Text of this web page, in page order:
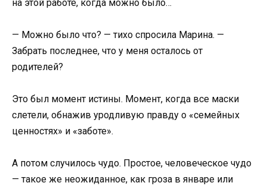
на этой работе, когда можно было…
— Можно было что? — тихо спросила Марина. —
Забрать последнее, что у меня осталось от
родителей?
Это был момент истины. Момент, когда все маски
слетели, обнажив уродливую правду о «семейных
ценностях» и «заботе».
А потом случилось чудо. Простое, человеческое чудо
— такое же неожиданное, как гроза в январе или